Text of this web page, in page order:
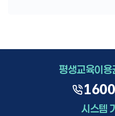
평생교육이용
시스템